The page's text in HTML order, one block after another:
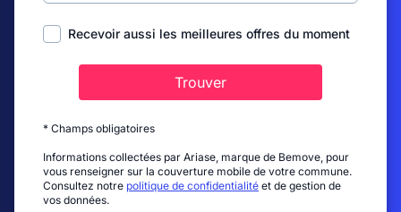
Recevoir aussi les meilleures offres du moment
Trouver
* Champs obligatoires
Informations collectées par Ariase, marque de Bemove, pour
vous renseigner sur la couverture mobile de votre commune.
Consultez notre politique de confidentialité et de gestion de
vos données.